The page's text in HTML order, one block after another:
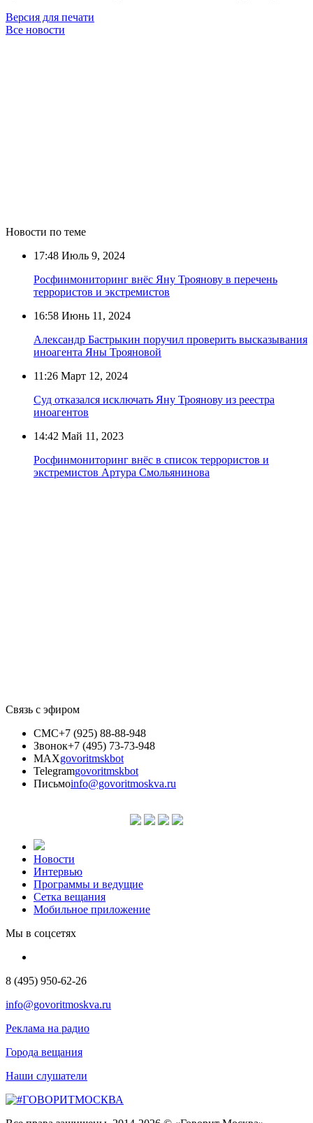
Версия для печати
Все новости
Новости по теме
17:48 Июль 9, 2024
Росфинмониторинг внёс Яну Троянову в перечень
террористов и экстремистов
16:58 Июнь 11, 2024
Александр Бастрыкин поручил проверить высказывания
иноагента Яны Трояновой
11:26 Март 12, 2024
Суд отказался исключать Яну Троянову из реестра
иноагентов
14:42 Май 11, 2023
Росфинмониторинг внёс в список террористов и
экстремистов Артура Смольянинова
Связь с эфиром
СМС+7 (925) 88-88-948
Звонок+7 (495) 73-73-948
MAXgovoritmskbot
Telegramgovoritmskbot
Письмоinfo@govoritmoskva.ru
Новости
Интервью
Программы и ведущие
Сетка вещания
Мобильное приложение
Мы в соцсетях
8 (495) 950-62-26
info@govoritmoskva.ru
Реклама на радио
Города вещания
Наши слушатели